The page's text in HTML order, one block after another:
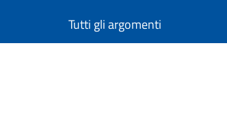
Tutti gli argomenti